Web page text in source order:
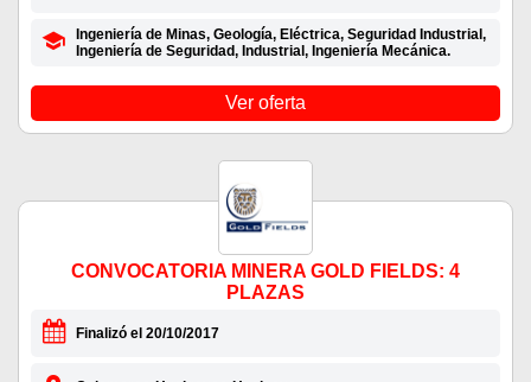
Ingeniería de Minas, Geología, Eléctrica, Seguridad Industrial,
Ingeniería de Seguridad, Industrial, Ingeniería Mecánica.
Ver oferta
CONVOCATORIA MINERA GOLD FIELDS: 4
PLAZAS
Finalizó el 20/10/2017